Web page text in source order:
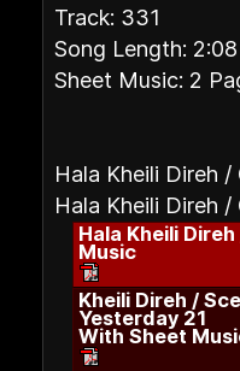
Track: 331
Song Length: 2:08
Sheet Music: 2
Hala Kheili Direh /
Hala Kheili Direh
Hala Kheili
Music
Kheili Direh /
Yesterday 21
With Sheet